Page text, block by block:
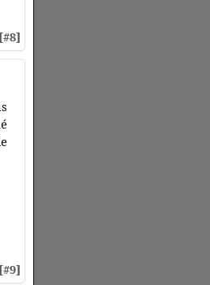
[#8]
[#9]